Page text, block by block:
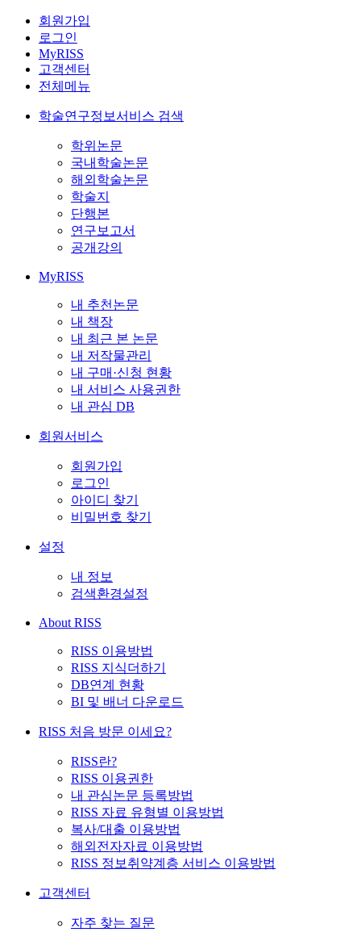
회원가입
로그인
MyRISS
고객센터
전체메뉴
학술연구정보서비스 검색
학위논문
국내학술논문
해외학술논문
학술지
단행본
연구보고서
공개강의
MyRISS
내 추천논문
내 책장
내 최근 본 논문
내 저작물관리
내 구매·신청 현황
내 서비스 사용권한
내 관심 DB
회원서비스
회원가입
로그인
아이디 찾기
비밀번호 찾기
설정
내 정보
검색환경설정
About RISS
RISS 이용방법
RISS 지식더하기
DB연계 현황
BI 및 배너 다운로드
RISS 처음 방문 이세요?
RISS란?
RISS 이용권한
내 관심논문 등록방법
RISS 자료 유형별 이용방법
복사/대출 이용방법
해외전자자료 이용방법
RISS 정보취약계층 서비스 이용방법
고객센터
자주 찾는 질문